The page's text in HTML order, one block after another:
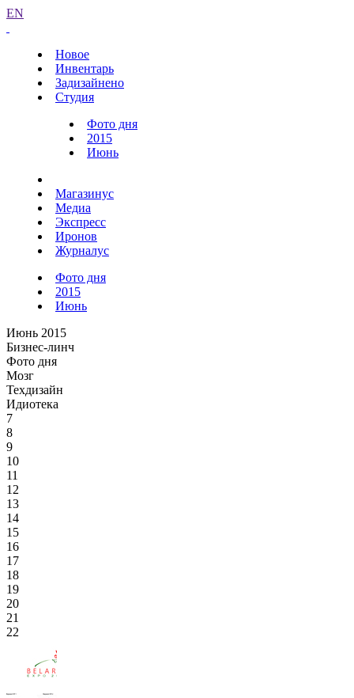
EN
Новое
Инвентарь
Задизайнено
Студия
Фото дня
2015
Июнь
Магазинус
Медиа
Экспресс
Иронов
Журналус
Фото дня
2015
Июнь
Июнь 2015
Бизнес-линч
Фото дня
Мозг
Техдизайн
Идиотека
7
8
9
10
11
12
13
14
15
16
17
18
19
20
21
22